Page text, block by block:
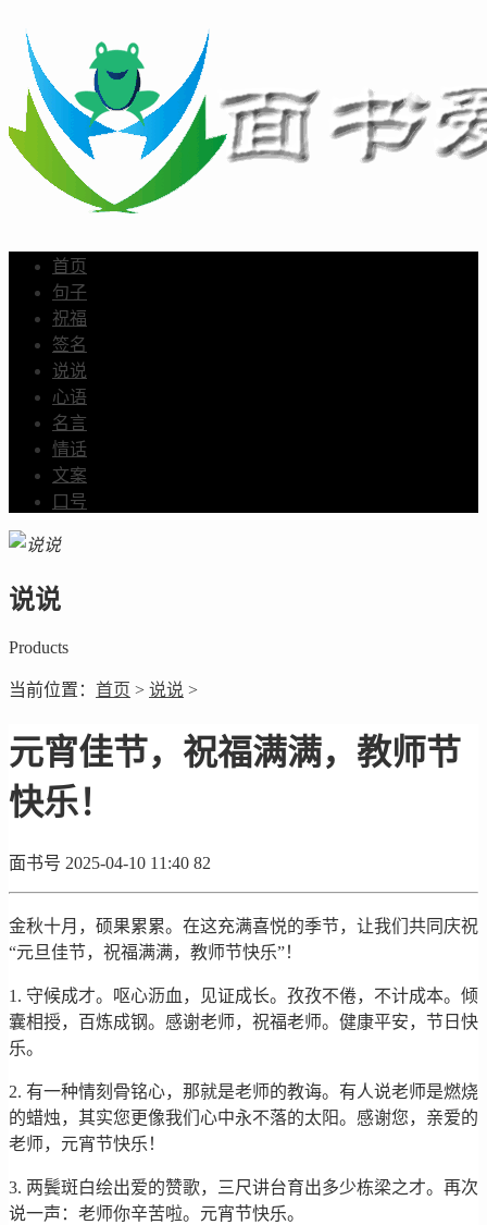
首页
句子
祝福
签名
说说
心语
名言
情话
文案
口号
说说
Products
当前位置： 首页 > 说说 >
元宵佳节，祝福满满，教师节
快乐！
面书号 2025-04-10 11:40 82
金秋十月，硕果累累。在这充满喜悦的季节，让我们共同庆祝
“元旦佳节，祝福满满，教师节快乐”！
1. 守候成才。呕心沥血，见证成长。孜孜不倦，不计成本。倾
囊相授，百炼成钢。感谢老师，祝福老师。健康平安，节日快
乐。
2. 有一种情刻骨铭心，那就是老师的教诲。有人说老师是燃烧
的蜡烛，其实您更像我们心中永不落的太阳。感谢您，亲爱的
老师，元宵节快乐！
3. 两鬓斑白绘出爱的赞歌，三尺讲台育出多少栋梁之才。再次
说一声：老师你辛苦啦。元宵节快乐。